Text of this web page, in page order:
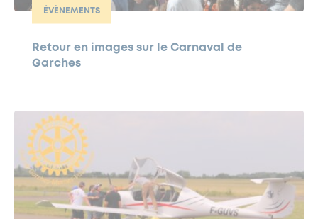
ÉVÈNEMENTS
Retour en images sur le Carnaval de
Garches